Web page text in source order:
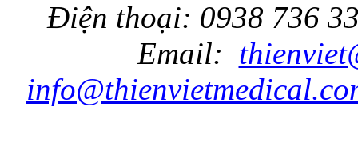
Điện thoại: 0938 736
Email: